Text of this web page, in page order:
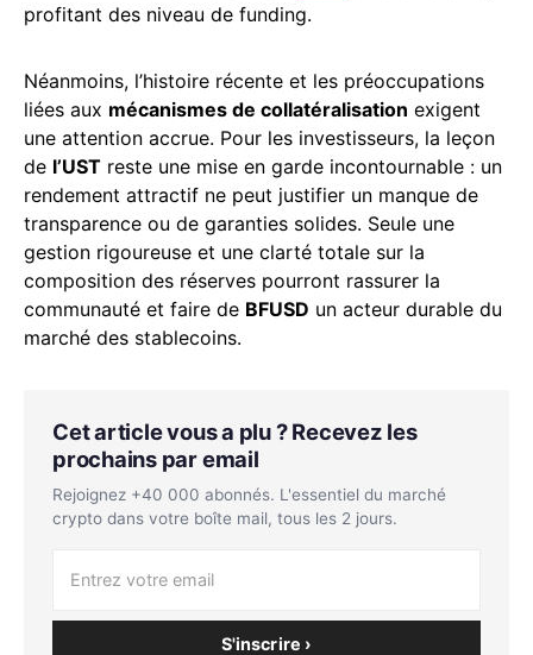
profitant des niveau de funding.
Néanmoins, l’histoire récente et les préoccupations
liées aux mécanismes de collatéralisation exigent
une attention accrue. Pour les investisseurs, la leçon
de l’UST reste une mise en garde incontournable : un
rendement attractif ne peut justifier un manque de
transparence ou de garanties solides. Seule une
gestion rigoureuse et une clarté totale sur la
composition des réserves pourront rassurer la
communauté et faire de BFUSD un acteur durable du
marché des stablecoins.
Cet article vous a plu ? Recevez les
prochains par email
Rejoignez +40 000 abonnés. L'essentiel du marché
crypto dans votre boîte mail, tous les 2 jours.
S'inscrire ›